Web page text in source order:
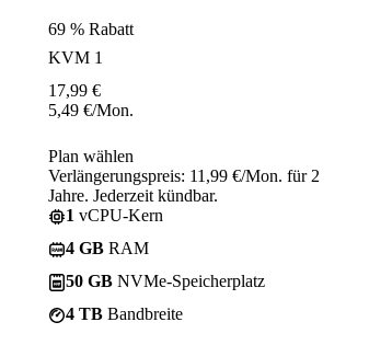
69 % Rabatt
KVM 1
17,99 €
5,49 €/Mon.
Plan wählen
Verlängerungspreis: 11,99 €/Mon. für 2
Jahre. Jederzeit kündbar.
1 vCPU-Kern
4 GB RAM
50 GB NVMe-Speicherplatz
4 TB Bandbreite